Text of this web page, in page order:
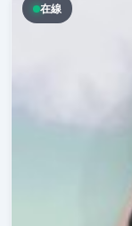
在線